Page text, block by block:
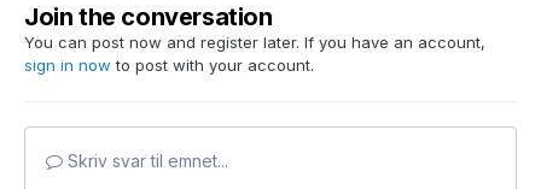
Join the conversation
You can post now and register later. If you have an account,
sign in now to post with your account.
Skriv svar til emnet...